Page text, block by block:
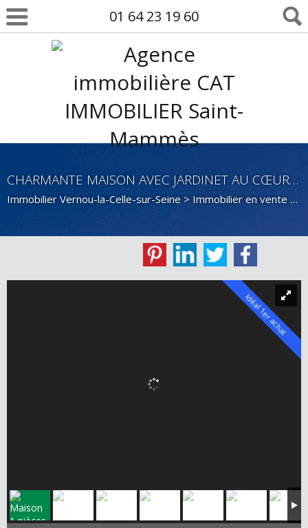
01 64 23 19 60
CHARMANTE MAISON AVEC JARDINET AU CŒUR DE VERNOU-LA-CELLE-SUR-SEINE
Immobilier Vernou-la-Celle-sur-Seine > Immobilier en vente Vernou-la-Celle-sur-Seine
Idéal 1er achat